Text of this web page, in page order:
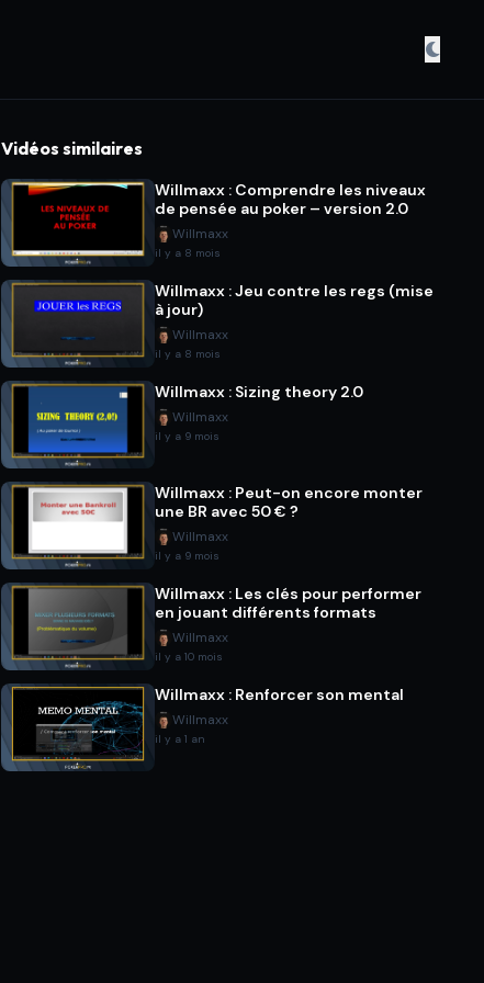
Vidéos similaires
Willmaxx : Comprendre les niveaux
de pensée au poker – version 2.0
Willmaxx
il y a 8 mois
Willmaxx : Jeu contre les regs (mise
à jour)
Willmaxx
il y a 8 mois
Willmaxx : Sizing theory 2.0
Willmaxx
il y a 9 mois
Willmaxx : Peut-on encore monter
une BR avec 50 € ?
Willmaxx
il y a 9 mois
Willmaxx : Les clés pour performer
en jouant différents formats
Willmaxx
il y a 10 mois
Willmaxx : Renforcer son mental
Willmaxx
il y a 1 an